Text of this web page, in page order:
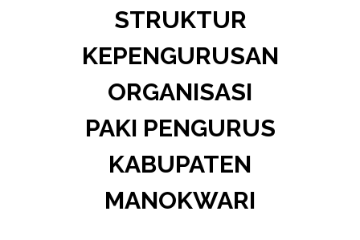
STRUKTUR
KEPENGURUSAN
ORGANISASI
PAKI PENGURUS
KABUPATEN
MANOKWARI